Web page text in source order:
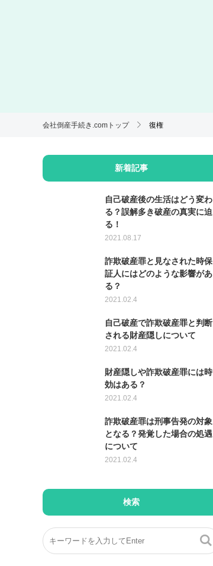
会社倒産手続き.comトップ 復権
新着記事
自己破産後の生活はどう変わ
る？誤解多き破産の真実に迫
る！
2021.08.17
詐欺破産罪と見なされた時保
証人にはどのような影響があ
る？
2021.02.4
自己破産で詐欺破産罪と判断
される財産隠しについて
2021.02.4
財産隠しや詐欺破産罪には時
効はある？
2021.02.4
詐欺破産罪は刑事告発の対象
となる？発覚した場合の処遇
について
2021.02.4
検索